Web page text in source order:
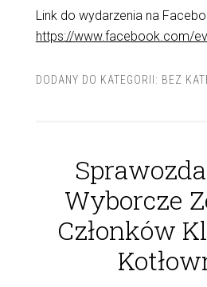
Link do wydarzenia na
https://www.facebook.com/
DODANY DO KATEGORII: BEZ
Wyborcze
Członków